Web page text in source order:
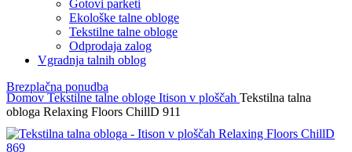
Gotovi parketi
Ekološke talne obloge
Tekstilne talne obloge
Odprodaja zalog
Vgradnja talnih oblog
Brezplačna ponudba
Domov Tekstilne talne obloge Itison v ploščah Tekstilna talna
obloga Relaxing Floors ChillD 911